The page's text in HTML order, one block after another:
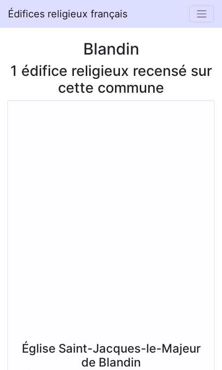
Édifices religieux français
Blandin
1 édifice religieux recensé sur
cette commune
Église Saint-Jacques-le-Majeur
de Blandin